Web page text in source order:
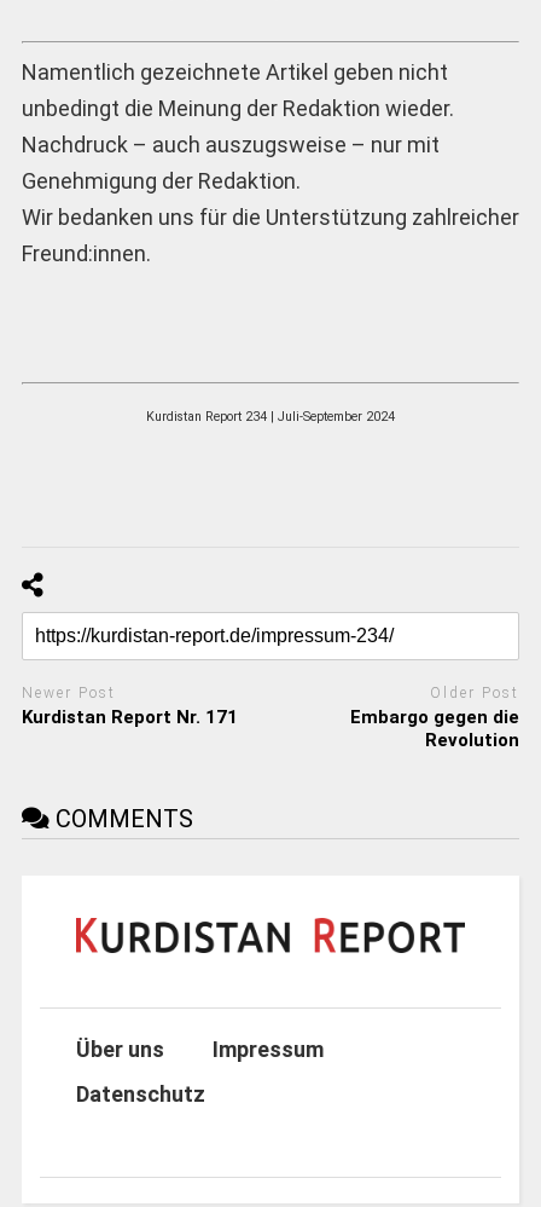
Namentlich gezeichnete Artikel geben nicht
unbedingt die Meinung der Redaktion wieder.
Nachdruck – auch auszugsweise – nur mit
Genehmigung der Redaktion.
Wir bedanken uns für die Unterstützung zahlreicher
Freund:innen.
Kurdistan Report 234 | Juli-September 2024
Newer Post
Kurdistan Report Nr. 171
Older Post
Embargo gegen die
Revolution
COMMENTS
Über uns
Impressum
Datenschutz